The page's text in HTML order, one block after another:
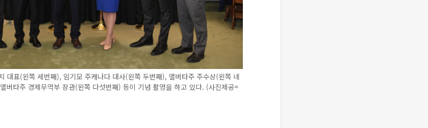
대표(왼쪽 세번째), 임기모 주캐나다 대사(왼쪽 두번째), 앨버타주 주수상(왼쪽 네
버타주 경제무역부 장관(왼쪽 다섯번째) 등이 기념 촬영을 하고 있다. (사진제공=